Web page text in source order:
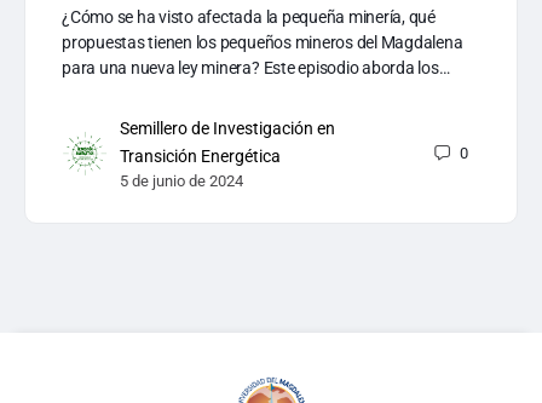
¿Cómo se ha visto afectada la pequeña minería, qué
propuestas tienen los pequeños mineros del Magdalena
para una nueva ley minera? Este episodio aborda los…
Semillero de Investigación en
Transición Energética
5 de junio de 2024
0